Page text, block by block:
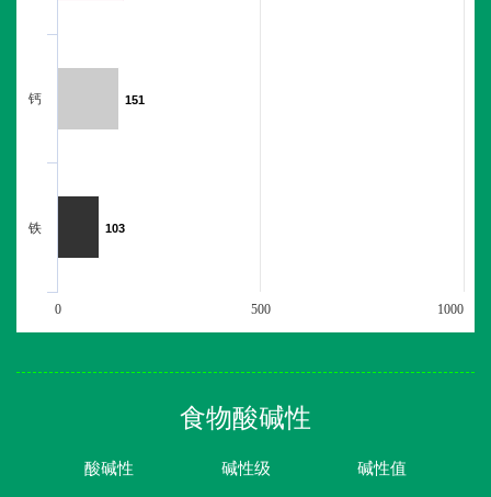
151
151
103
103
钙
铁
0 500 1000
食物酸碱性
酸碱性 碱性级 碱性值